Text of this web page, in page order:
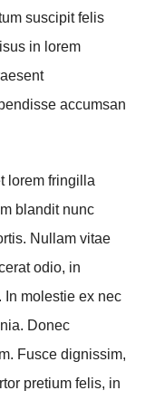
suscipit felis
in lorem
accumsan
lorem fringilla
blandit nunc
Nullam vitae
odio, in
molestie ex nec
Donec
Fusce dignissim,
pretium felis, in